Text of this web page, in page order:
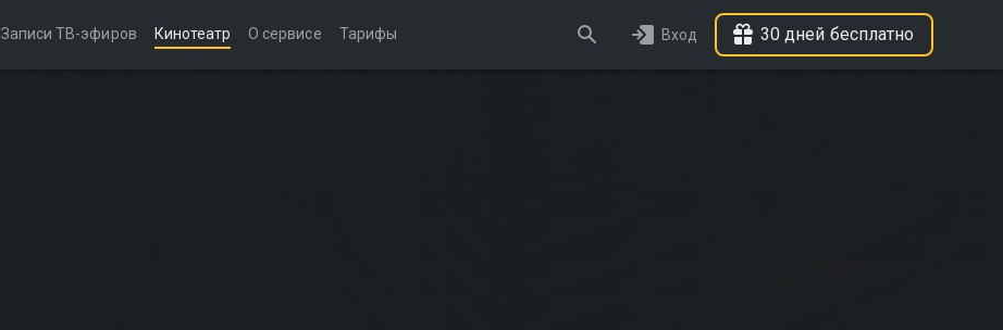
Записи ТВ-эфиров Кинотеатр О сервисе Тарифы Вход 30 дней бесплатно